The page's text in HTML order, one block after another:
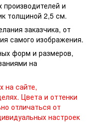
производителей и
толщиной 2,5 см.
заказчика, от
самого изображения.
форм и размеров,
на
на сайте,
Цвета и оттенки
отличаться от
настроек